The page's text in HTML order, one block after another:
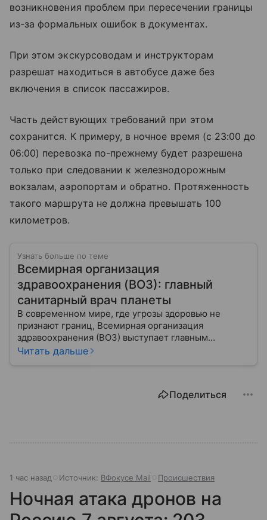
возникновения проблем при пересечении границы
из-за формальных ошибок в документах.
При этом экскурсоводам и инструкторам
разрешат находиться в автобусе даже без
включения в список пассажиров.
Часть действующих требований при этом
сохранится. К примеру, в ночное время (с 23:00 до
06:00) перевозка по-прежнему будет разрешена
только при следовании к железнодорожным
вокзалам, аэропортам и обратно. Протяженность
такого маршрута не должна превышать 100
километров.
Узнать больше по теме
Всемирная организация
здравоохранения (ВОЗ): главный
санитарный врач планеты
В современном мире, где угрозы здоровью не
признают границ, Всемирная организация
здравоохранения (ВОЗ) выступает главным
координатором глобального здравоохранения. Эта
миллиардов людей. Как устроен этот «командный
Читать дальше
Поделиться
1 час назад Источник: ВФокусе Mail Происшествия
Ночная атака дронов на